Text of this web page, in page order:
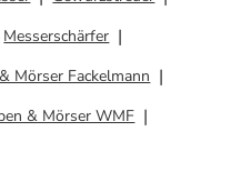
Messerschärfer
Mörser Fackelmann
& Mörser WMF